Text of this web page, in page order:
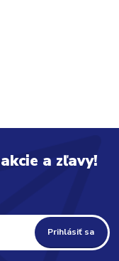
a zľavy!
Prihlásiť sa